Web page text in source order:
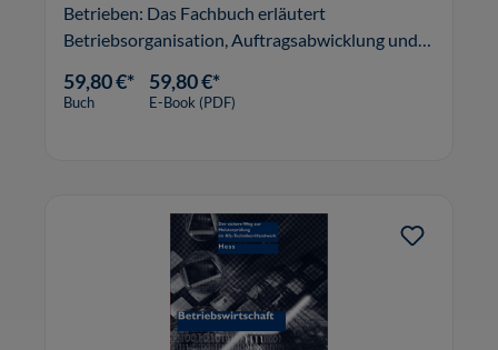
Betrieben: Das Fachbuch erläutert
Betriebsorganisation, Auftragsabwicklung und
Autohäusern.
59,80 €*
Buch
59,80 €*
E-Book (PDF)